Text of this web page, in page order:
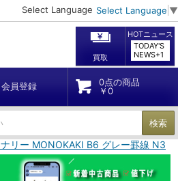
Select Language Select Language ▼
買取
HOTニュース
TODAY'S
NEWS+1
会員登録
0点の商品
￥0
検索
リー MONOKAKI B6 グレー罫線 N3